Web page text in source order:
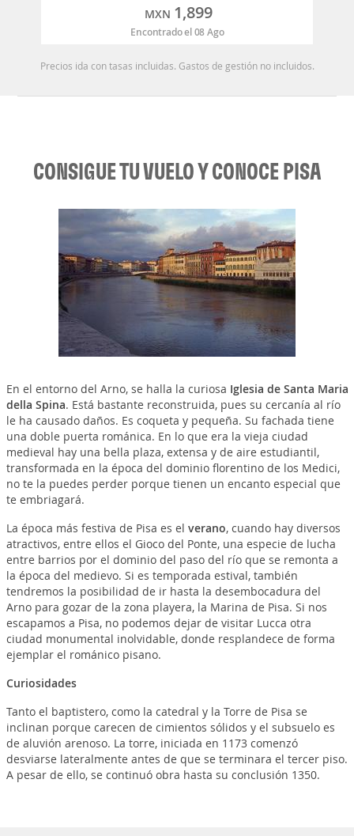
MXN 1,899
Encontrado el 08 Ago
Precios ida con tasas incluidas. Gastos de gestión no incluidos.
CONSIGUE TU VUELO Y CONOCE PISA
En el entorno del Arno, se halla la curiosa Iglesia de Santa Maria
della Spina. Está bastante reconstruida, pues su cercanía al río
le ha causado daños. Es coqueta y pequeña. Su fachada tiene
una doble puerta románica. En lo que era la vieja ciudad
medieval hay una bella plaza, extensa y de aire estudiantil,
transformada en la época del dominio florentino de los Medici,
no te la puedes perder porque tienen un encanto especial que
te embriagará.
La época más festiva de Pisa es el verano, cuando hay diversos
atractivos, entre ellos el Gioco del Ponte, una especie de lucha
entre barrios por el dominio del paso del río que se remonta a
la época del medievo. Si es temporada estival, también
tendremos la posibilidad de ir hasta la desembocadura del
Arno para gozar de la zona playera, la Marina de Pisa. Si nos
escapamos a Pisa, no podemos dejar de visitar Lucca otra
ciudad monumental inolvidable, donde resplandece de forma
ejemplar el románico pisano.
Curiosidades
Tanto el baptistero, como la catedral y la Torre de Pisa se
inclinan porque carecen de cimientos sólidos y el subsuelo es
de aluvión arenoso. La torre, iniciada en 1173 comenzó
desviarse lateralmente antes de que se terminara el tercer piso.
A pesar de ello, se continuó obra hasta su conclusión 1350.